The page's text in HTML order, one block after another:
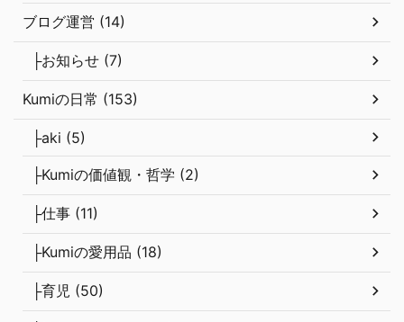
ブログ運営 (14)
├お知らせ (7)
Kumiの日常 (153)
├aki (5)
├Kumiの価値観・哲学 (2)
├仕事 (11)
├Kumiの愛用品 (18)
├育児 (50)